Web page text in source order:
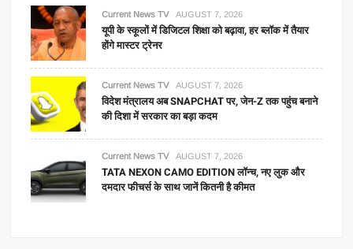
Current News TV AUGUST 7, 2026
यूपी के स्कूलों में डिजिटल शिक्षा को बढ़ावा, हर ब्लॉक में तैयार
होंगे मास्टर ट्रेनर
Current News TV AUGUST 7, 2026
विदेश मंत्रालय अब SNAPCHAT पर, जेन-Z तक पहुंच बनाने
की दिशा में सरकार का बड़ा कदम
Current News TV AUGUST 7, 2026
TATA NEXON CAMO EDITION लॉन्च, नए लुक और
दमदार फीचर्स के साथ जानें कितनी है कीमत